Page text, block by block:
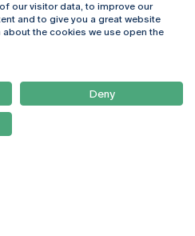
Campus Online
Webmail
Como Chegar
Newsletter
our visitor data, to improve our
and to give you a great website
the cookies we use open the
Deny